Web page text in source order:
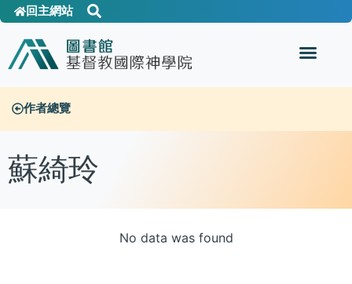
回主網站
作者總覽
蘇綺玲
No data was found